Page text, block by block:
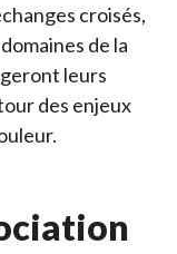
croisés,
de la
leurs
des enjeux